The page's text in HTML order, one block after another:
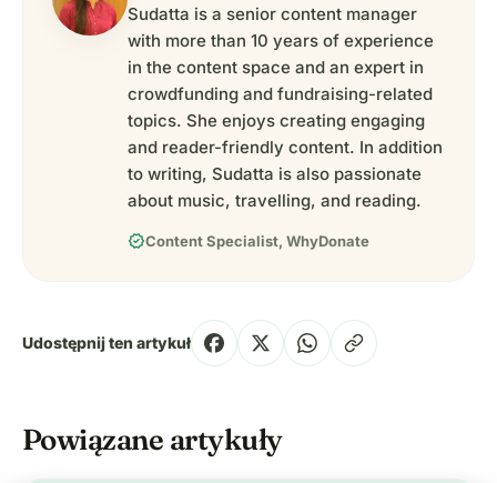
Sudatta is a senior content manager
with more than 10 years of experience
in the content space and an expert in
crowdfunding and fundraising-related
topics. She enjoys creating engaging
and reader-friendly content. In addition
to writing, Sudatta is also passionate
about music, travelling, and reading.
verifiedContent Specialist, WhyDonate
Udostępnij ten artykuł
Powiązane artykuły